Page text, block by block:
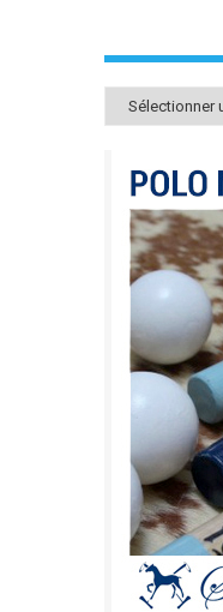
Catégories